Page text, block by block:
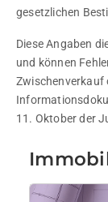
gesetzlichen
Diese Angaben
und können
Zwischenverkauf
11. Oktober der